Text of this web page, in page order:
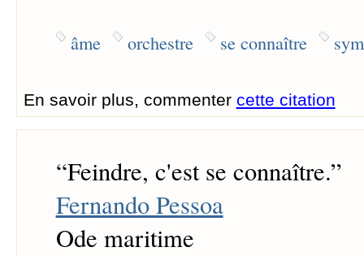
âme orchestre se connaître
En savoir plus, commenter cette citation
“Feindre, c'est se connaître.”
Fernando Pessoa
Ode maritime